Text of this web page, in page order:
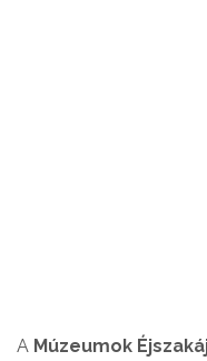
A Múzeumok